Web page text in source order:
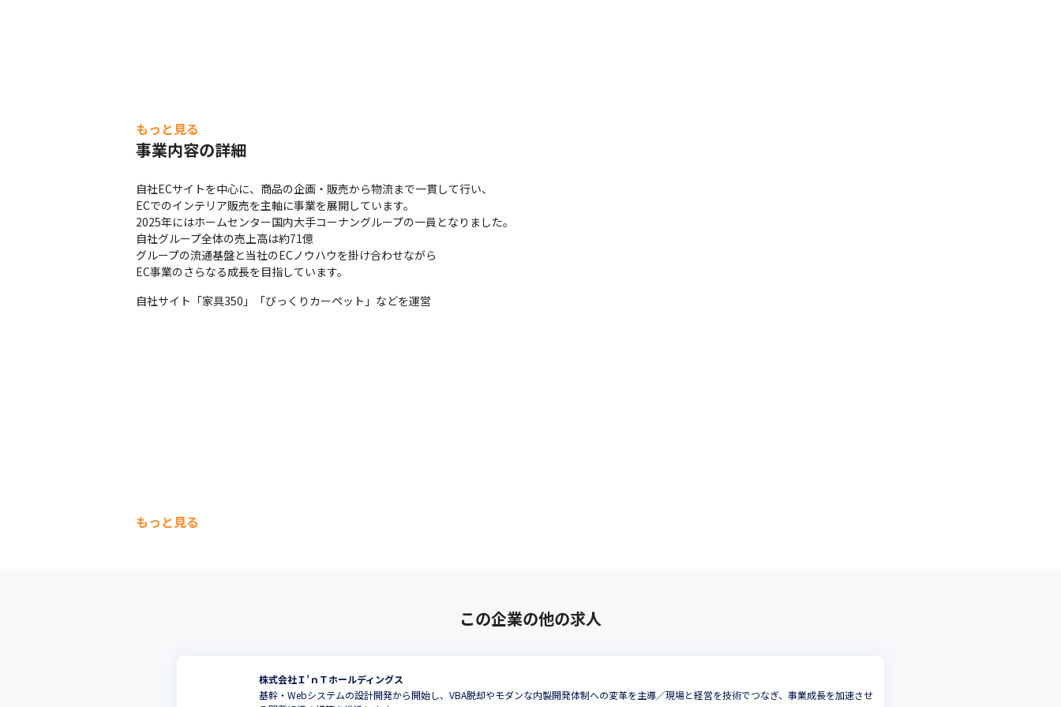
もっと見る
事業内容の詳細
自社ECサイトを中心に、商品の企画・販売から物流まで一貫して行い、
ECでのインテリア販売を主軸に事業を展開しています。
2025年にはホームセンター国内大手コーナングループの一員となりました。
自社グループ全体の売上高は約71億
グループの流通基盤と当社のECノウハウを掛け合わせながら
EC事業のさらなる成長を目指しています。
自社サイト「家具350」「びっくりカーペット」などを運営
もっと見る
この企業の他の求人
株式会社Ｉ’ｎＴホールディングス
基幹・Webシステムの設計開発から開始し、VBA脱却やモダンな内製開発体制への変革を主導／現場と経営を技術でつなぎ、事業成長を加速させ